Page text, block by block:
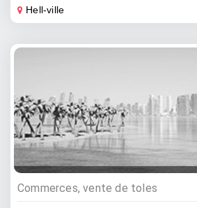
Hell-ville
Commerces, vente de toles